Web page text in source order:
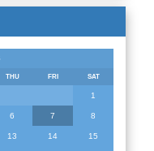
THU FRI SAT
1
6 7 8
13 14 15